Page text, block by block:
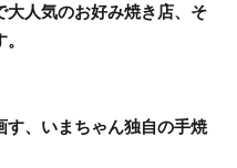
大人気のお好み焼き店、そ
す、いまちゃん独自の手焼